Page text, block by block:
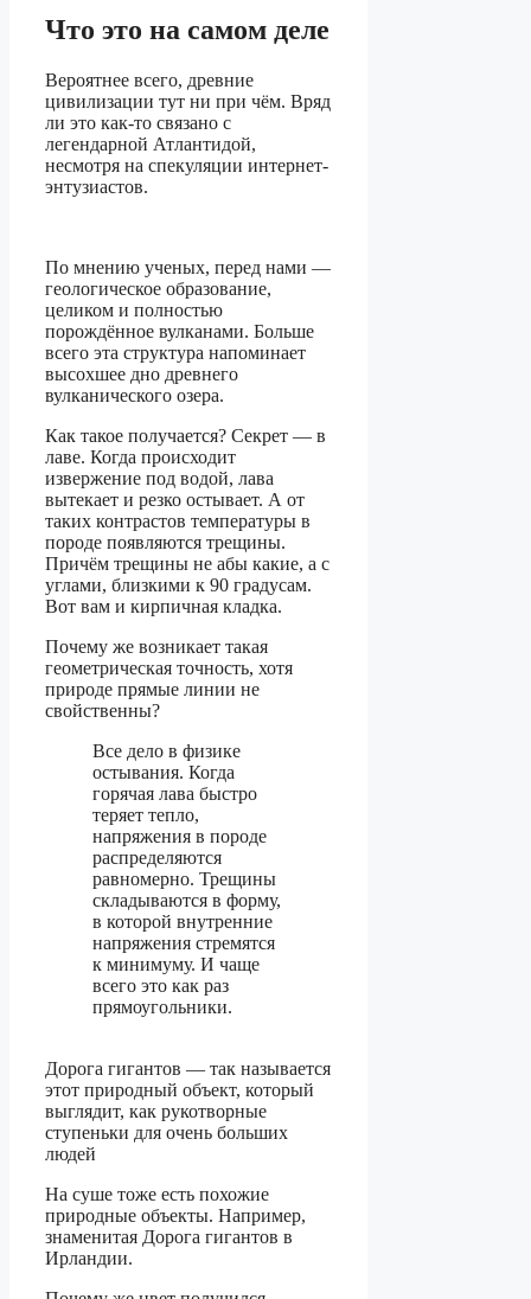
Что это на самом деле
Вероятнее всего, древние
цивилизации тут ни при чём. Вряд
ли это как-то связано с
легендарной Атлантидой,
несмотря на спекуляции интернет-
энтузиастов.
По мнению ученых, перед нами —
геологическое образование,
целиком и полностью
порождённое вулканами. Больше
всего эта структура напоминает
высохшее дно древнего
вулканического озера.
Как такое получается? Секрет — в
лаве. Когда происходит
извержение под водой, лава
вытекает и резко остывает. А от
таких контрастов температуры в
породе появляются трещины.
Причём трещины не абы какие, а с
углами, близкими к 90 градусам.
Вот вам и кирпичная кладка.
Почему же возникает такая
геометрическая точность, хотя
природе прямые линии не
свойственны?
Все дело в физике
остывания. Когда
горячая лава быстро
теряет тепло,
напряжения в породе
распределяются
равномерно. Трещины
складываются в форму,
в которой внутренние
напряжения стремятся
к минимуму. И чаще
всего это как раз
прямоугольники.
Дорога гигантов — так называется
этот природный объект, который
выглядит, как рукотворные
ступеньки для очень больших
людей
На суше тоже есть похожие
природные объекты. Например,
знаменитая Дорога гигантов в
Ирландии.